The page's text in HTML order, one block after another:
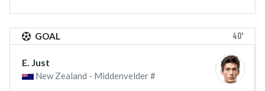
GOAL 40'
E. Just
New Zealand - Middenvelder #